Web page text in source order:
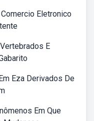
Eletronico
E
Eza Derivados De
Em Que